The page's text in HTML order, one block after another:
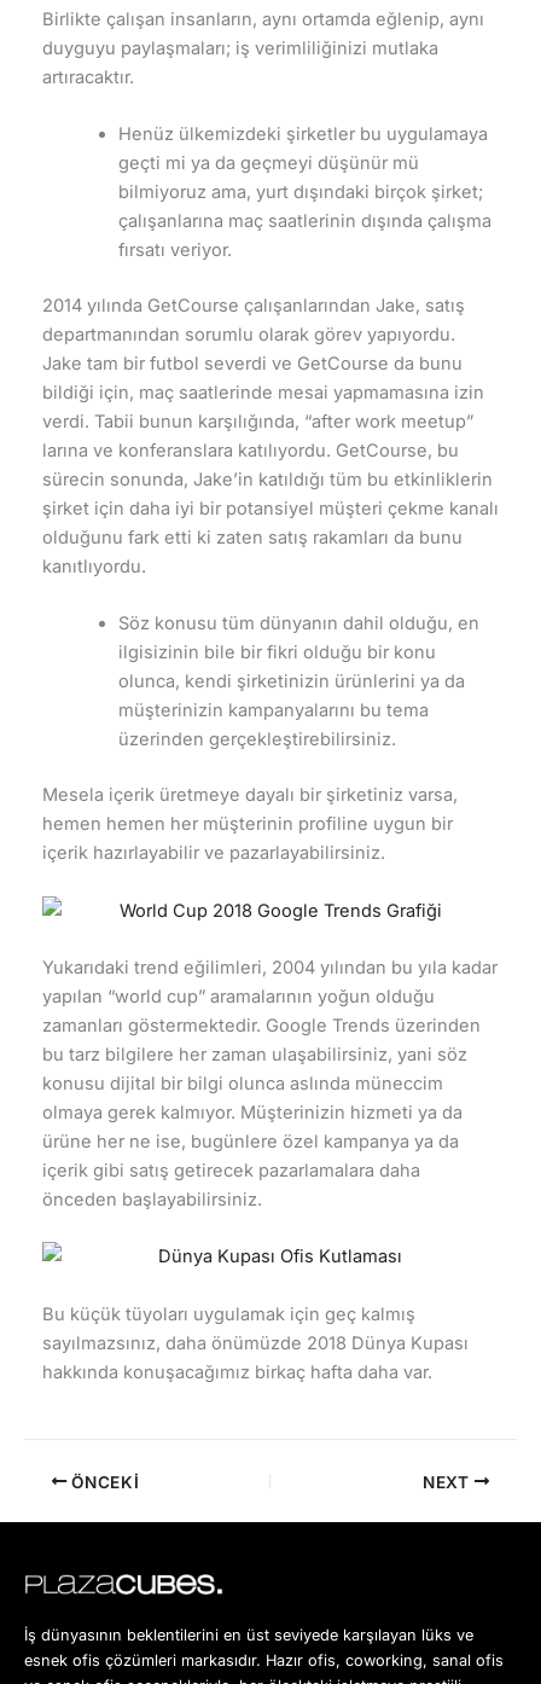
Birlikte çalışan insanların, aynı ortamda eğlenip, aynı
duyguyu paylaşmaları; iş verimliliğinizi mutlaka
artıracaktır.
Henüz ülkemizdeki şirketler bu uygulamaya
geçti mi ya da geçmeyi düşünür mü
bilmiyoruz ama, yurt dışındaki birçok şirket;
çalışanlarına maç saatlerinin dışında çalışma
fırsatı veriyor.
2014 yılında GetCourse çalışanlarından Jake, satış
departmanından sorumlu olarak görev yapıyordu.
Jake tam bir futbol severdi ve GetCourse da bunu
bildiği için, maç saatlerinde mesai yapmamasına izin
verdi. Tabii bunun karşılığında, “after work meetup”
larına ve konferanslara katılıyordu. GetCourse, bu
sürecin sonunda, Jake’in katıldığı tüm bu etkinliklerin
şirket için daha iyi bir potansiyel müşteri çekme kanalı
olduğunu fark etti ki zaten satış rakamları da bunu
kanıtlıyordu.
Söz konusu tüm dünyanın dahil olduğu, en
ilgisizinin bile bir fikri olduğu bir konu
olunca, kendi şirketinizin ürünlerini ya da
müşterinizin kampanyalarını bu tema
üzerinden gerçekleştirebilirsiniz.
Mesela içerik üretmeye dayalı bir şirketiniz varsa,
hemen hemen her müşterinin profiline uygun bir
içerik hazırlayabilir ve pazarlayabilirsiniz.
Yukarıdaki trend eğilimleri, 2004 yılından bu yıla kadar
yapılan “world cup” aramalarının yoğun olduğu
zamanları göstermektedir. Google Trends üzerinden
bu tarz bilgilere her zaman ulaşabilirsiniz, yani söz
konusu dijital bir bilgi olunca aslında müneccim
olmaya gerek kalmıyor. Müşterinizin hizmeti ya da
ürüne her ne ise, bugünlere özel kampanya ya da
içerik gibi satış getirecek pazarlamalara daha
önceden başlayabilirsiniz.
Bu küçük tüyoları uygulamak için geç kalmış
sayılmazsınız, daha önümüzde 2018 Dünya Kupası
hakkında konuşacağımız birkaç hafta daha var.
ÖNCEKI NEXT
İş dünyasının beklentilerini en üst seviyede karşılayan lüks ve
esnek ofis çözümleri markasıdır. Hazır ofis, coworking, sanal ofis